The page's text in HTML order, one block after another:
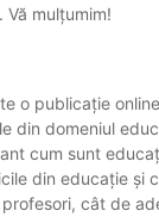
Vă mulțumim!
o publicație
din domeniul
cum sunt
din educație și
cât de